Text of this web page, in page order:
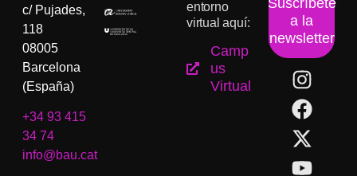
c/ Pujades,
118
08005
Barcelona
(España)
+34 93 415
34 74
info@bau.cat
entorno
virtual aquí:
Camp
us
Virtual
a la
newsletter